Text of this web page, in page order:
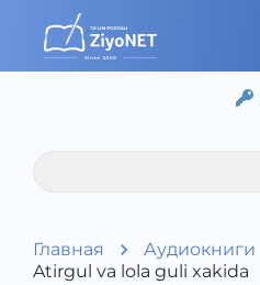
Главная
Аудиокниги
Atirgul va lola guli xakida